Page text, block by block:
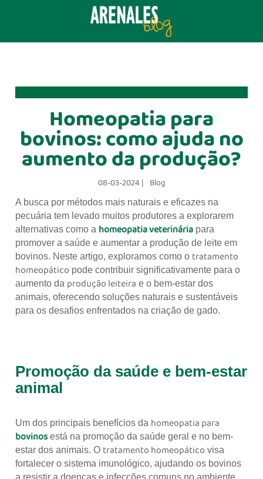
Homeopatia para
bovinos: como ajuda no
aumento da produção?
08-03-2024 | Blog
A busca por métodos mais naturais e eficazes na
pecuária tem levado muitos produtores a explorarem
alternativas como a homeopatia veterinária para
promover a saúde e aumentar a produção de leite em
bovinos. Neste artigo, exploramos como o tratamento
homeopático pode contribuir significativamente para o
aumento da produção leiteira e o bem-estar dos
animais, oferecendo soluções naturais e sustentáveis
para os desafios enfrentados na criação de gado.
Promoção da saúde e bem-estar
animal
Um dos principais benefícios da homeopatia para
bovinos está na promoção da saúde geral e no bem-
estar dos animais. O tratamento homeopático visa
fortalecer o sistema imunológico, ajudando os bovinos